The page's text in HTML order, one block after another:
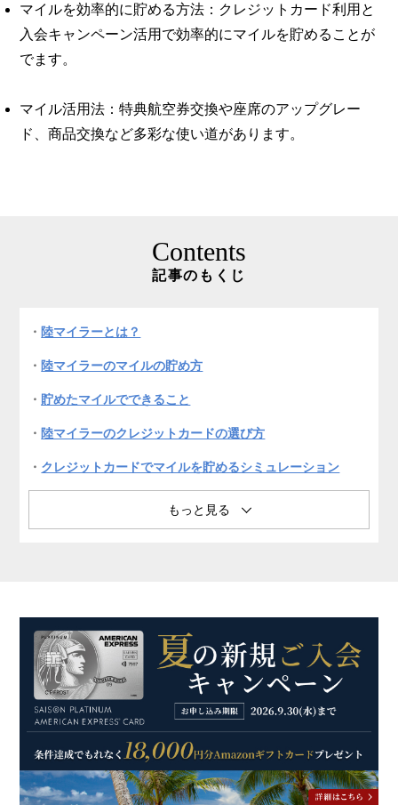
マイルを効率的に貯める方法：クレジットカード利用と
入会キャンペーン活用で効率的にマイルを貯めることが
でます。
マイル活用法：特典航空券交換や座席のアップグレー
ド、商品交換など多彩な使い道があります。
Contents
記事のもくじ
陸マイラーとは？
陸マイラーのマイルの貯め方
貯めたマイルでできること
陸マイラーのクレジットカードの選び方
クレジットカードでマイルを貯めるシミュレーション